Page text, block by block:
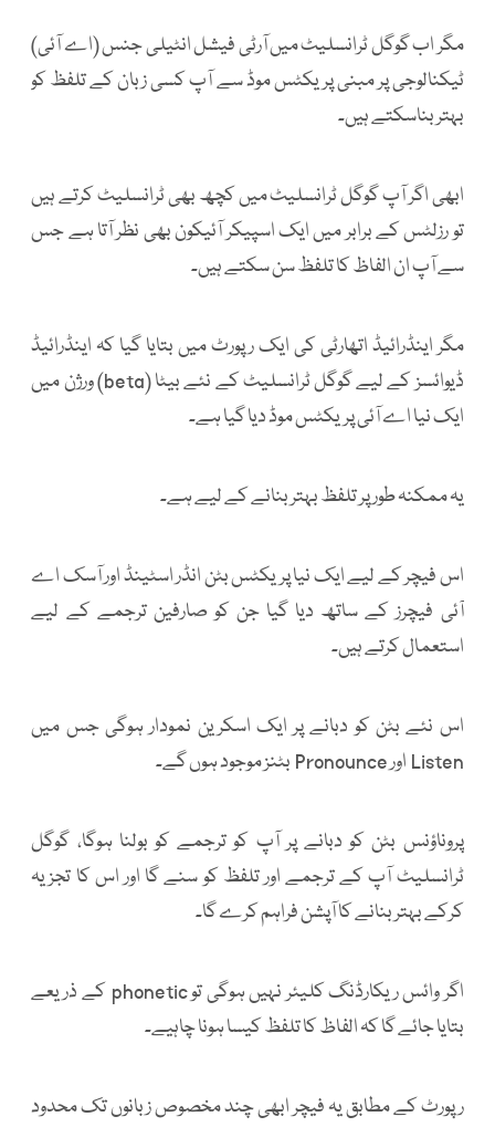
مگر اب گوگل ٹرانسلیٹ میں آرٹی فیشل انٹیلی جنس (اے آئی)
ٹیکنالوجی پر مبنی پریکٹس موڈ سے آپ کسی زبان کے تلفظ کو
بہتر بناسکتے ہیں۔
ابھی اگر آپ گوگل ٹرانسلیٹ میں کچھ بھی ٹرانسلیٹ کرتے ہیں
تو رزلٹس کے برابر میں ایک اسپیکر آئیکون بھی نظر آتا ہے جس
سے آپ ان الفاظ کا تلفظ سن سکتے ہیں۔
مگر اینڈرائیڈ اتھارٹی کی ایک رپورٹ میں بتایا گیا کہ اینڈرائیڈ
ڈیوائسز کے لیے گوگل ٹرانسلیٹ کے نئے بیٹا (beta) ورژن میں
ایک نیا اے آئی پریکٹس موڈ دیا گیا ہے۔
یہ ممکنہ طور پر تلفظ بہتر بنانے کے لیے ہے۔
اس فیچر کے لیے ایک نیا پریکٹس بٹن انڈر اسٹینڈ اور آسک اے
آئی فیچرز کے ساتھ دیا گیا جن کو صارفین ترجمے کے لیے
استعمال کرتے ہیں۔
اس نئے بٹن کو دبانے پر ایک اسکرین نمودار ہوگی جس میں
Listen اور Pronounce بٹنز موجود ہوں گے۔
پروناؤنس بٹن کو دبانے پر آپ کو ترجمے کو بولنا ہوگا، گوگل
ٹرانسلیٹ آپ کے ترجمے اور تلفظ کو سنے گا اور اس کا تجزیہ
کرکے بہتر بنانے کا آپشن فراہم کرے گا۔
اگر وائس ریکارڈنگ کلیئر نہیں ہوگی تو phonetic کے ذریعے
بتایا جائے گا کہ الفاظ کا تلفظ کیسا ہونا چاہیے۔
رپورٹ کے مطابق یہ فیچر ابھی چند مخصوص زبانوں تک محدود